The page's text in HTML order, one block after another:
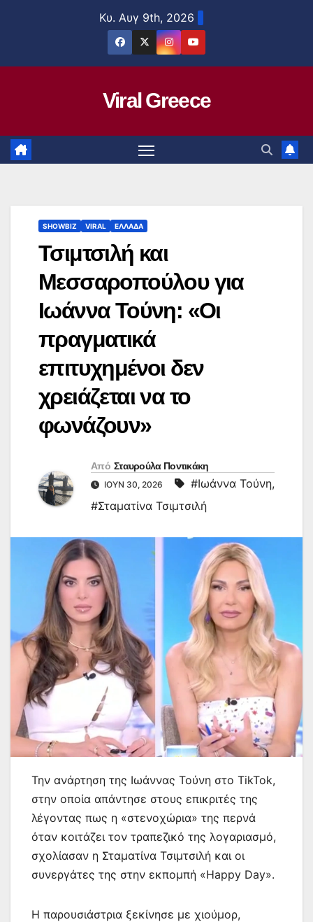
Κυ. Αυγ 9th, 2026
Viral Greece
SHOWBIZ VIRAL ΕΛΛΑΔΑ
Τσιμτσιλή και
Μεσσαροπούλου για
Ιωάννα Τούνη: «Οι
πραγματικά
επιτυχημένοι δεν
χρειάζεται να το
φωνάζουν»
Από Σταυρούλα Ποντικάκη
ΙΟΎΝ 30, 2026 #Ιωάννα Τούνη,
#Σταματίνα Τσιμτσιλή
Την ανάρτηση της Ιωάννας Τούνη στο TikTok,
στην οποία απάντησε στους επικριτές της
λέγοντας πως η «στενοχώρια» της περνά
όταν κοιτάζει τον τραπεζικό της λογαριασμό,
σχολίασαν η Σταματίνα Τσιμτσιλή και οι
συνεργάτες της στην εκπομπή «Happy Day».
Η παρουσιάστρια ξεκίνησε με χιούμορ,